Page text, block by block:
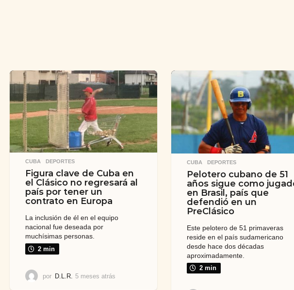
CUBA ,DEPORTES
Figura clave de Cuba en
el Clásico no regresará al
país por tener un
contrato en Europa
La inclusión de él en el equipo
nacional fue deseada por
muchísimas personas.
2 min
por D.L.R. 5 meses atrás
CUBA ,DEPORTES
Pelotero cubano de 51
años sigue como
en Brasil, país que
defendió en un
PreClásico
Este pelotero de 51 primaveras
reside en el país sudamericano
desde hace dos décadas
aproximadamente.
2 min